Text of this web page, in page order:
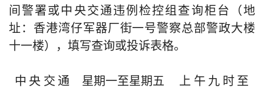
间警署或中央交通违例检控组查询柜台（地
址：香港湾仔军器厂街一号警察总部警政大楼
十一楼），填写查询或投诉表格。
中央交通
星期一至星期五
上午九时至